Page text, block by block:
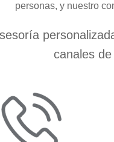
personas, y nuestro
canales